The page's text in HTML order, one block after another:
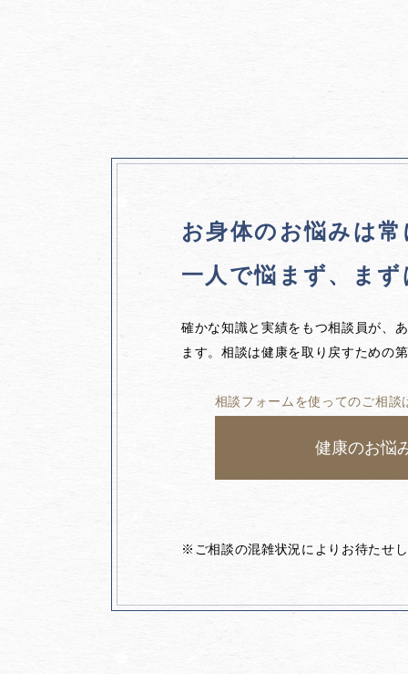
お身体のお悩みは常
一人で悩まず、
ま
確かな知識と実績をもつ相談員が、
ます。相談は健康を取り戻すための
相談フォームを使ってのご相談
健康のお悩
※ご相談の混雑状況によりお待たせ